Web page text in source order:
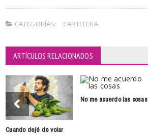
CATEGORÍAS: CARTELERA
ARTÍCULOS RELACIONADOS
Cuando dejé de volar
No me acuerdo las cosas